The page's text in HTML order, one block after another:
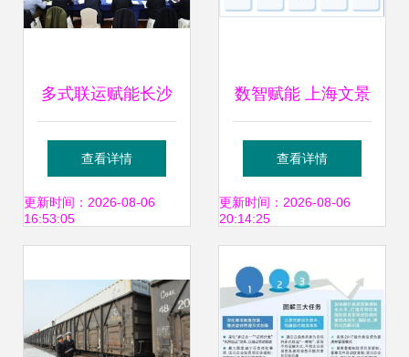
多式联运赋能长沙
物流高质量发展
查看详情
更新时间：2026-08-06
16:53:05
数智赋能 上海文景
信息科技如何打造
多式联运新生态
查看详情
更新时间：2026-08-06
20:14:25